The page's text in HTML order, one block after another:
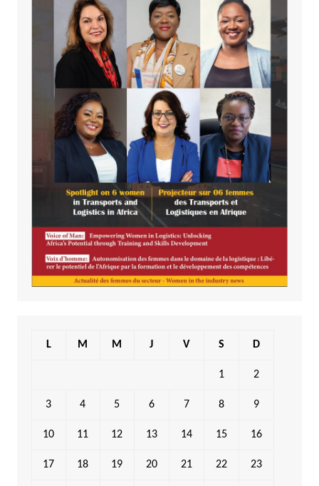
L M M J V S D
1 2
3 4 5 6 7 8 9
10 11 12 13 14 15 16
17 18 19 20 21 22 23